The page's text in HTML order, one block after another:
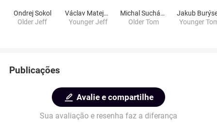
Ondrej Sokol
Older Jeff
Václav Matejovský
Younger Jeff
Michal Suchánek
Older Tom
Jakub
Younger
Publicações
Avalie e compartilhe
Sua avaliação e resenha faz a diferança